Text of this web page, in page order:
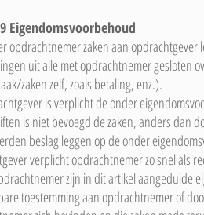
Eigendomsvoorbehoud
opdrachtnemer zaken aan
uit alle met opdrachtnemer gesloten
zaken zelf, zoals betaling, enz.).
is verplicht de onder
is niet bevoegd de zaken, anders dan
beslag leggen op de onder
verplicht opdrachtnemer zo snel als
zijn in dit artikel aangeduide
toestemming aan opdrachtnemer of